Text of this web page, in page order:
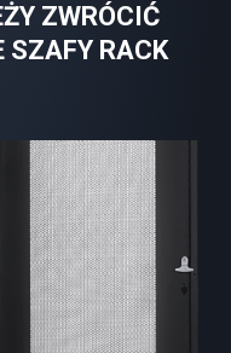
ZWRÓCIĆ
SZAFY RACK